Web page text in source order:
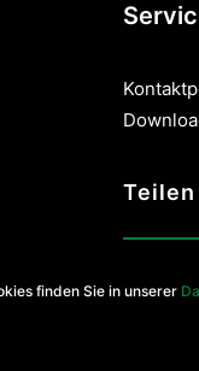
Teilen
finden Sie in unserer